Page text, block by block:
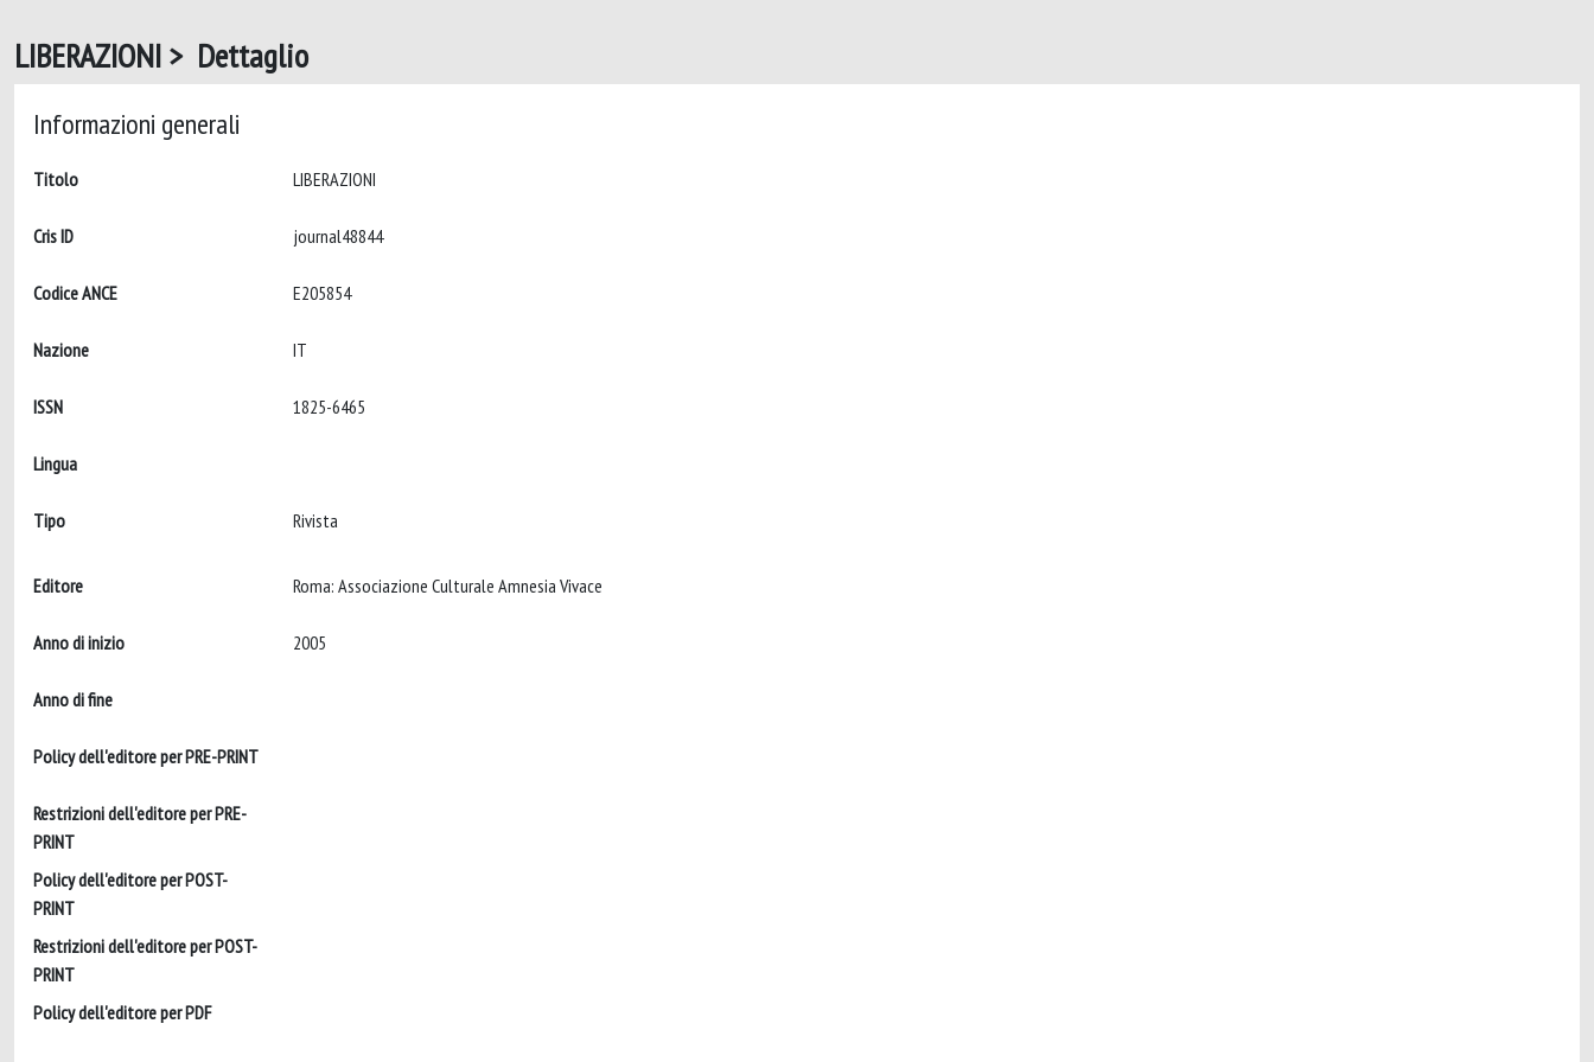
LIBERAZIONI > Dettaglio
Informazioni generali
Titolo
Cris ID
Codice ANCE
Nazione
ISSN
Lingua
Tipo Rivista
Editore
Anno di inizio
Anno di fine
Policy dell'editore per PRE-PRINT
Restrizioni dell'editore per PRE-
PRINT
Policy dell'editore per POST-
PRINT
Restrizioni dell'editore per POST-
PRINT
Policy dell'editore per PDF